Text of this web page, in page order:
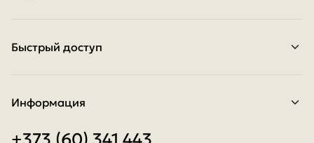
Быстрый доступ
Условия доставки
Программа лояльности
Информация
О файлах cookie